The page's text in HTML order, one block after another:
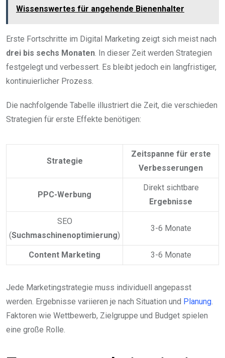
Wissenswertes für angehende Bienenhalter
Erste Fortschritte im Digital Marketing zeigt sich meist nach
drei bis sechs Monaten . In dieser Zeit werden Strategien
festgelegt und verbessert. Es bleibt jedoch ein langfristiger,
kontinuierlicher Prozess.
Die nachfolgende Tabelle illustriert die Zeit, die verschieden
Strategien für erste Effekte benötigen:
Strategie
Zeitspanne für erste
Verbesserungen
PPC-Werbung
Direkt sichtbare
Ergebnisse
SEO
(Suchmaschinenoptimierung)
3-6 Monate
Content Marketing 3-6 Monate
Jede Marketingstrategie muss individuell angepasst
werden. Ergebnisse variieren je nach Situation und Planung
Faktoren wie Wettbewerb, Zielgruppe und Budget spielen
eine große Rolle.